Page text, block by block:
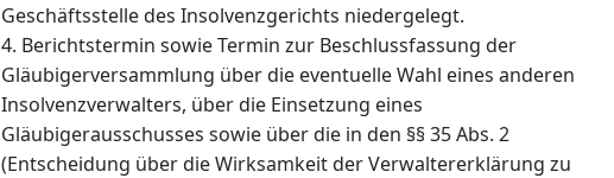
Geschäftsstelle des Insolvenzgerichts niedergelegt.
4. Berichtstermin sowie Termin zur Beschlussfassung der
Gläubigerversammlung über die eventuelle Wahl eines anderen
Insolvenzverwalters, über die Einsetzung eines
Gläubigerausschusses sowie über die in den §§ 35 Abs. 2
(Entscheidung über die Wirksamkeit der Verwaltererklärung zu